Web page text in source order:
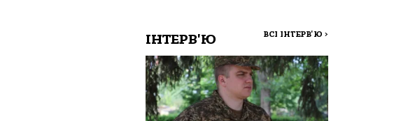
ІНТЕРВ'Ю ВСІ ІНТЕРВ'Ю >